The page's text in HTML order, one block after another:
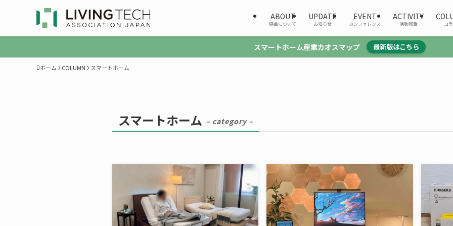
ABOUT
協会について
UPDATE
お知らせ
EVENT
カンファレンス
ACTIVITY
活動報告 コ
スマートホーム産業カオスマップ 最新版はこちら
ホーム COLUMN スマートホーム
スマートホーム